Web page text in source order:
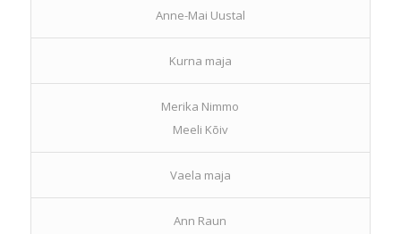
Anne-Mai Uustal
Kurna maja
Merika Nimmo
Meeli Kõiv
Vaela maja
Ann Raun